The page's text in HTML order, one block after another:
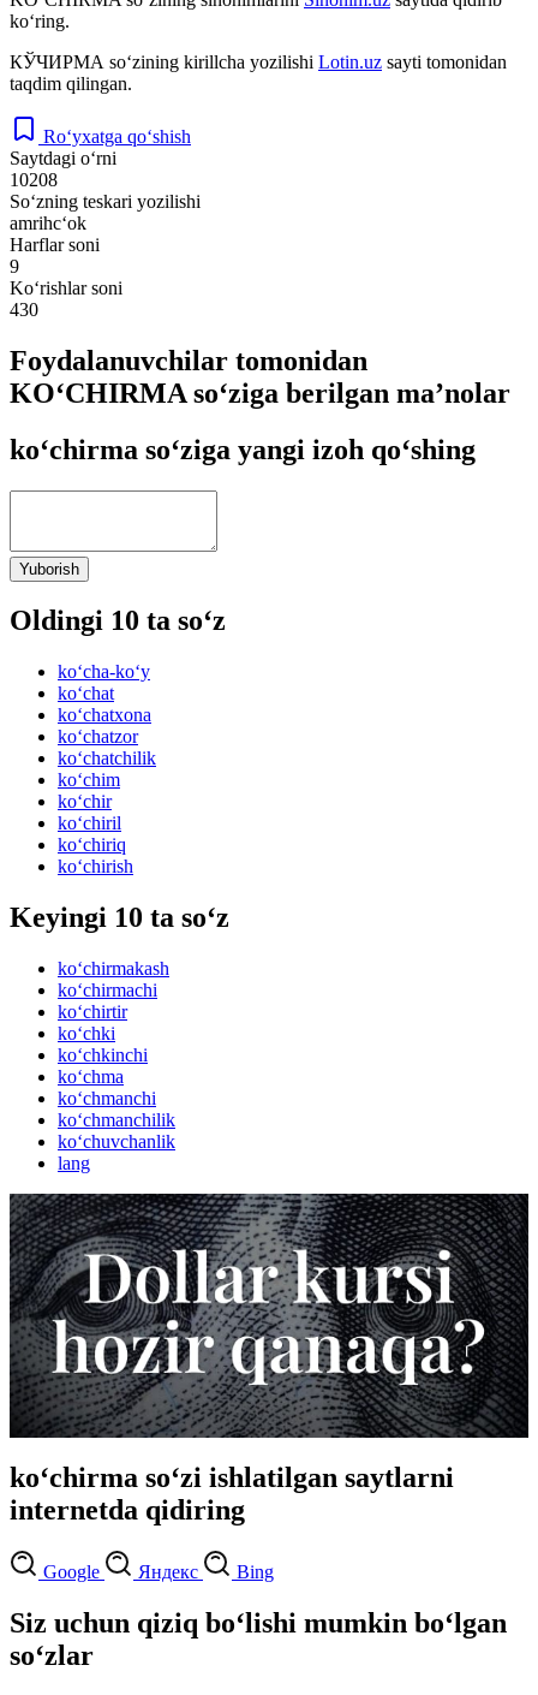
ko‘ring.
КЎЧИРМА so‘zining kirillcha yozilishi Lotin.uz sayti tomonidan
taqdim qilingan.
Ro‘yxatga qo‘shish
Saytdagi o‘rni
10208
So‘zning teskari yozilishi
amrihc‘ok
Harflar soni
9
Ko‘rishlar soni
430
Foydalanuvchilar tomonidan
KO‘CHIRMA so‘ziga berilgan ma’nolar
ko‘chirma so‘ziga yangi izoh qo‘shing
Yuborish
Oldingi 10 ta so‘z
ko‘cha-ko‘y
ko‘chat
ko‘chatxona
ko‘chatzor
ko‘chatchilik
ko‘chim
ko‘chir
ko‘chiril
ko‘chiriq
ko‘chirish
Keyingi 10 ta so‘z
ko‘chirmakash
ko‘chirmachi
ko‘chirtir
ko‘chki
ko‘chkinchi
ko‘chma
ko‘chmanchi
ko‘chmanchilik
ko‘chuvchanlik
lang
ko‘chirma so‘zi ishlatilgan saytlarni
internetda qidiring
Google Яндекс Bing
Siz uchun qiziq bo‘lishi mumkin bo‘lgan
so‘zlar